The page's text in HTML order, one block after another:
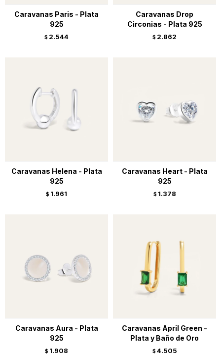
Caravanas Paris - Plata
925
$ 2.544
Caravanas Drop
Circonias - Plata 925
$ 2.862
Caravanas Helena - Plata
925
$ 1.961
Caravanas Heart - Plata
925
$ 1.378
Caravanas Aura - Plata
925
$ 1.908
Caravanas April Green -
Plata y Baño de Oro
$ 4.505